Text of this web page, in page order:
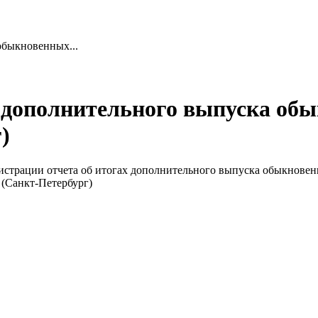
дополнительного выпуска
отчета об итогах дополнительного выпуска
Петербург)